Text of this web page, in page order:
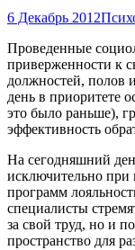
6 Декабрь 2012
Проведенные
приверженности к
должностей, полов
день в приоритете
это было раньше),
эффективность
На сегодняшний
исключительно
программ
специалисты
за свой труд, но и
пространство для